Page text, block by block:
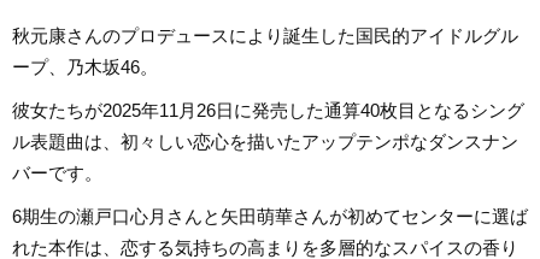
秋元康さんのプロデュースにより誕生した国民的アイドルグル
ープ、乃木坂46。
彼女たちが2025年11月26日に発売した通算40枚目となるシング
ル表題曲は、初々しい恋心を描いたアップテンポなダンスナン
バーです。
6期生の瀬戸口心月さんと矢田萌華さんが初めてセンターに選ば
れた本作は、恋する気持ちの高まりを多層的なスパイスの香り